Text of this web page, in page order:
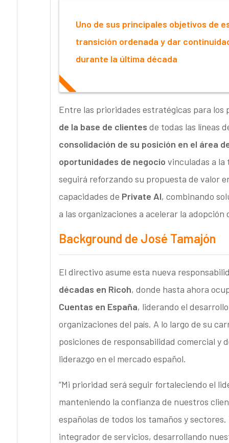
Uno de sus principales objetivos de
transición ordenada y dar
durante la última década
Entre las prioridades estratégicas para los
de la base de clientes de todas las líneas
consolidación de su posición en el área
oportunidades de negocio vinculadas a la
seguirá reforzando su propuesta de valor
capacidades de Private AI, combinando
a las organizaciones a acelerar la
Background de José Tamajón
El directivo asume esta nueva
décadas en Ricoh, donde hasta ahora
Cuentas en España, liderando el
organizaciones del país. A lo largo de su
posiciones de responsabilidad comercial y
liderazgo en el mercado español.
“Mi prioridad será seguir fortaleciendo el
manteniendo la confianza de nuestros
españolas de todos los tamaños y
integrador de servicios, desarrollando